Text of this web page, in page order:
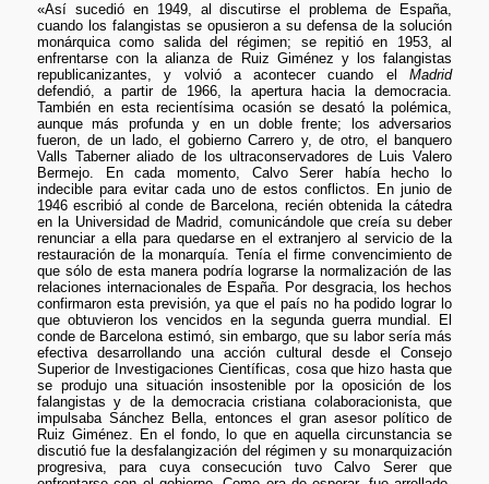
«Así sucedió en 1949, al discutirse el problema de España,
cuando los falangistas se opusieron a su defensa de la solución
monárquica como salida del régimen; se repitió en 1953, al
enfrentarse con la alianza de Ruiz Giménez y los falangistas
republicanizantes, y volvió a acontecer cuando elMadrid
defendió, a partir de 1966, la apertura hacia la democracia.
También en esta recientísima ocasión se desató la polémica,
aunque más profunda y en un doble frente; los adversarios
fueron, de un lado, el gobierno Carrero y, de otro, el banquero
Valls Taberner aliado de los ultraconservadores de Luis Valero
Bermejo. En cada momento, Calvo Serer había hecho lo
indecible para evitar cada uno de estos conflictos. En junio de
1946 escribió al conde de Barcelona, recién obtenida la cátedra
en la Universidad de Madrid, comunicándole que creía su deber
renunciar a ella para quedarse en el extranjero al servicio de la
restauración de la monarquía. Tenía el firme convencimiento de
que sólo de esta manera podría lograrse la normalización de las
relaciones internacionales de España. Por desgracia, los hechos
confirmaron esta previsión, ya que el país no ha podido lograr lo
que obtuvieron los vencidos en la segunda guerra mundial. El
conde de Barcelona estimó, sin embargo, que su labor sería más
efectiva desarrollando una acción cultural desde el Consejo
Superior de Investigaciones Científicas, cosa que hizo hasta que
se produjo una situación insostenible por la oposición de los
falangistas y de la democracia cristiana colaboracionista, que
impulsaba Sánchez Bella, entonces el gran asesor político de
Ruiz Giménez. En el fondo, lo que en aquella circunstancia se
discutió fue la desfalangización del régimen y su monarquización
progresiva, para cuya consecución tuvo Calvo Serer que